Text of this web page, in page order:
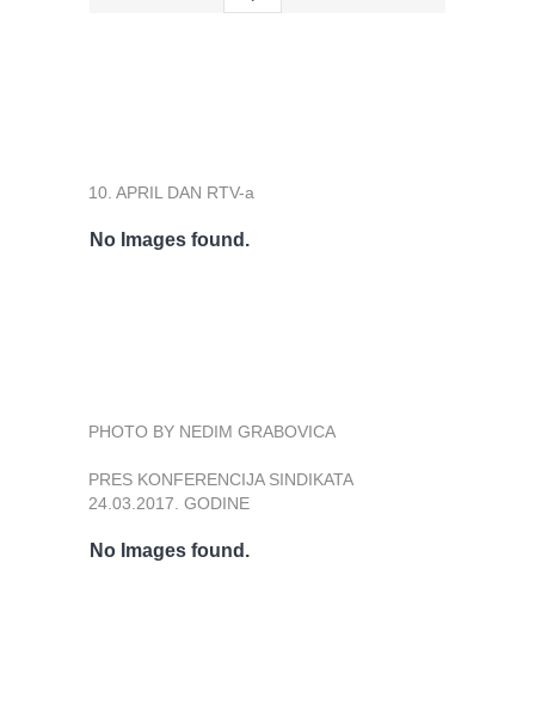
10. APRIL DAN RTV-a
No Images found.
PHOTO BY NEDIM GRABOVICA
PRES KONFERENCIJA SINDIKATA
24.03.2017. GODINE
No Images found.